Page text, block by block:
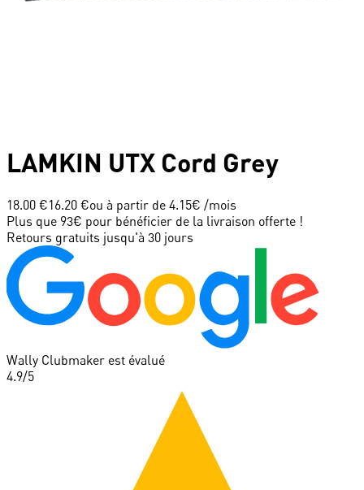
LAMKIN UTX Cord Grey
18.00 €16.20 €ou à partir de 4.15€ /mois
Plus que 93€ pour bénéficier de la livraison offerte !
Retours gratuits jusqu'à 30 jours
Wally Clubmaker est évalué
4.9/5